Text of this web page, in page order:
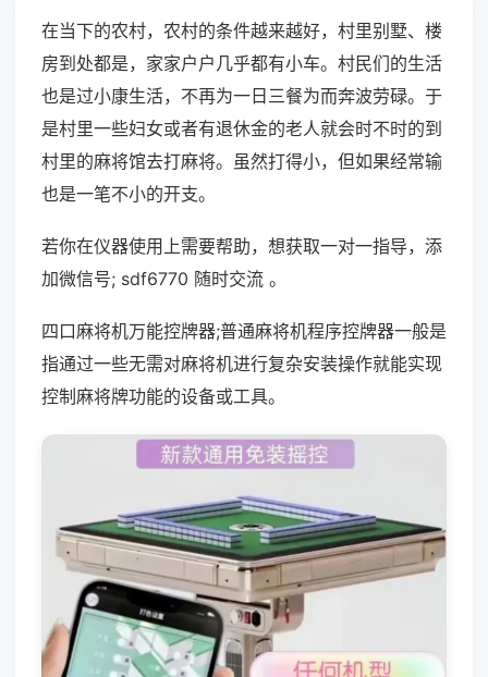
在当下的农村，农村的条件越来越好，村里别墅、楼
房到处都是，家家户户几乎都有小车。村民们的生活
也是过小康生活，不再为一日三餐为而奔波劳碌。于
是村里一些妇女或者有退休金的老人就会时不时的到
村里的麻将馆去打麻将。虽然打得小，但如果经常输
也是一笔不小的开支。
若你在仪器使用上需要帮助，想获取一对一指导，添
加微信号; sdf6770 随时交流 。
四口麻将机万能控牌器;普通麻将机程序控牌器一般是
指通过一些无需对麻将机进行复杂安装操作就能实现
控制麻将牌功能的设备或工具。